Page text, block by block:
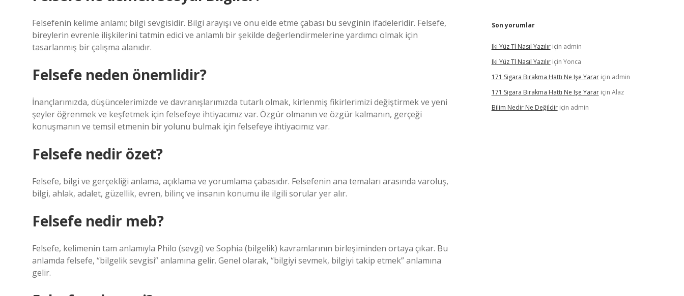
Felsefenin kelime anlamı; bilgi sevgisidir. Bilgi arayışı ve onu elde etme çabası bu sevginin ifadeleridir. Felsefe,
bireylerin evrenle ilişkilerini tatmin edici ve anlamlı bir şekilde değerlendirmelerine yardımcı olmak için
tasarlanmış bir çalışma alanıdır.
Felsefe neden önemlidir?
İnançlarımızda, düşüncelerimizde ve davranışlarımızda tutarlı olmak, kirlenmiş fikirlerimizi değiştirmek ve yeni
şeyler öğrenmek ve keşfetmek için felsefeye ihtiyacımız var. Özgür olmanın ve özgür kalmanın, gerçeği
konuşmanın ve temsil etmenin bir yolunu bulmak için felsefeye ihtiyacımız var.
Felsefe nedir özet?
Felsefe, bilgi ve gerçekliği anlama, açıklama ve yorumlama çabasıdır. Felsefenin ana temaları arasında varoluş,
bilgi, ahlak, adalet, güzellik, evren, bilinç ve insanın konumu ile ilgili sorular yer alır.
Felsefe nedir meb?
Felsefe, kelimenin tam anlamıyla Philo (sevgi) ve Sophia (bilgelik) kavramlarının birleşiminden ortaya çıkar. Bu
anlamda felsefe, “bilgelik sevgisi” anlamına gelir. Genel olarak, “bilgiyi sevmek, bilgiyi takip etmek” anlamına
gelir.
Son yorumlar
Iki Yüz Tl Nasıl Yazılıriçin admin
Iki Yüz Tl Nasıl Yazılıriçin Yonca
171 Sigara Bırakma Hattı Ne Işe Yarariçin admin
171 Sigara Bırakma Hattı Ne Işe Yarariçin Alaz
Bilim Nedir Ne Değildiriçin admin